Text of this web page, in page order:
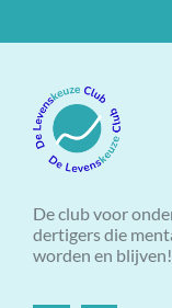
De club voor
dertigers die
worden en blijven!